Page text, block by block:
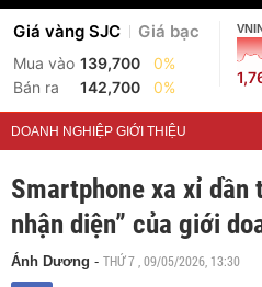
Giá vàng SJC Giá bạc
Mua vào 139,700
0%
Bán ra
142,700 0%
DOANH NGHIỆP GIỚI THIỆU
Smartphone xa xỉ dần
nhận diện” của giới
Ánh Dương - THỨ 7 , 09/05/2026, 13:30